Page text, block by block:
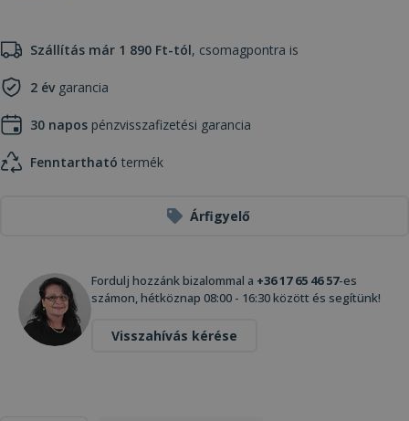
Szállítás már 1 890 Ft-tól, csomagpontra is
2 évgarancia
30 napos pénzvisszafizetési garancia
Fenntartható termék
Árfigyelő
Fordulj hozzánk bizalommal a +36 17 65 46 57-es
számon, hétköznap 08:00 - 16:30 között és segítünk!
Visszahívás kérése